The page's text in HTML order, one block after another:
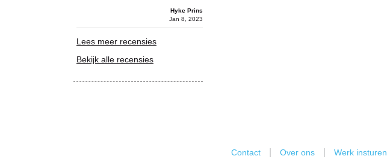
Hyke Prins
Jan 8, 2023
Lees meer recensies
Bekijk alle recensies
Contact Over ons Werk insturen